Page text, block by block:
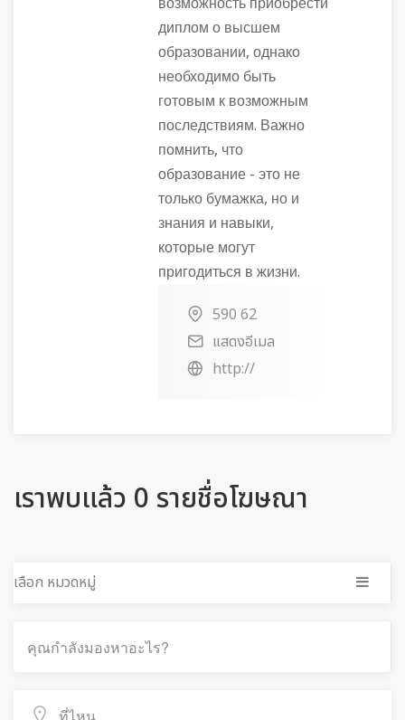
диплом о высшем
образовании, однако
необходимо быть
готовым к возможным
последствиям. Важно
помнить, что
образование - это не
только бумажка, но и
знания и навыки,
которые могут
пригодиться в жизни.
590 62
แสดงอีเมล
http://
เราพบแล้ว 0 รายชื่อโฆษณา
เลือก หมวดหมู่